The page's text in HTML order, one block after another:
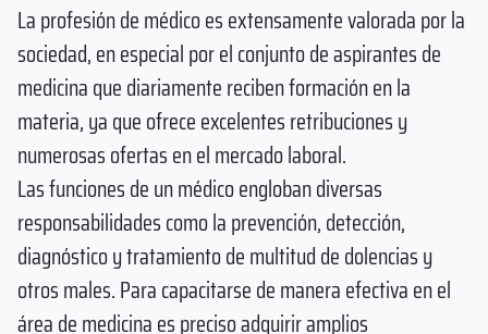
La profesión de médico es extensamente valorada por la
sociedad, en especial por el conjunto de aspirantes de
medicina que diariamente reciben formación en la
materia, ya que ofrece excelentes retribuciones y
numerosas ofertas en el mercado laboral.
Las funciones de un médico engloban diversas
responsabilidades como la prevención, detección,
diagnóstico y tratamiento de multitud de dolencias y
otros males. Para capacitarse de manera efectiva en el
área de medicina es preciso adquirir amplios